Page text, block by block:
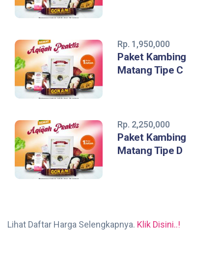
Rp. 1,950,000
Paket Kambing
Matang Tipe C
Rp. 2,250,000
Paket Kambing
Matang Tipe D
Lihat Daftar Harga Selengkapnya. Klik Disini..!